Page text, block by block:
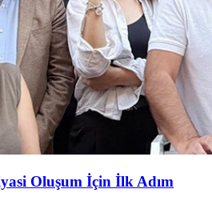
Oluşum İçin İlk Adım